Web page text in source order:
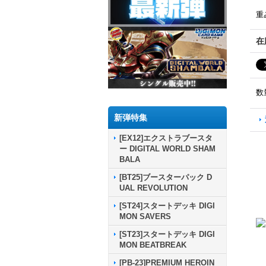
新弾特集
[EX12]エクストラブースタ
ー DIGITAL WORLD SHAM
BALA
[BT25]ブースターパック D
UAL REVOLUTION
[ST24]スタートデッキ DIGI
MON SAVERS
[ST23]スタートデッキ DIGI
MON BEATBREAK
[PB-23]PREMIUM HEROIN
重
在
数